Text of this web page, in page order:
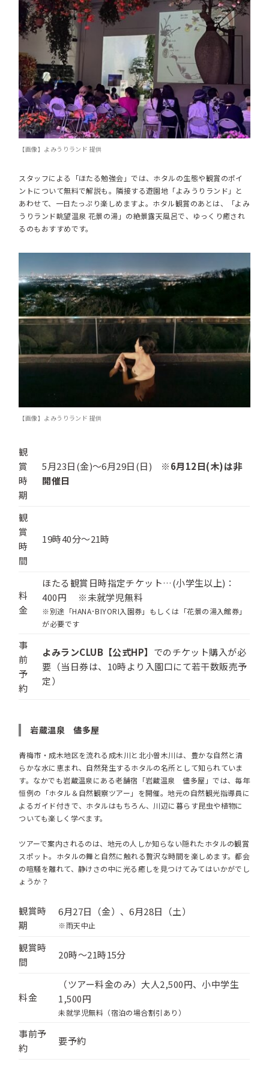
【画像】よみうりランド 提供
スタッフによる「ほたる勉強会」では、ホタルの生態や観賞のポイ
ントについて無料で解説も。隣接する遊園地「よみうりランド」と
あわせて、一日たっぷり楽しめますよ。ホタル観賞のあとは、「よみ
うりランド眺望温泉 花景の湯」の絶景露天風呂で、ゆっくり癒され
るのもおすすめです。
【画像】よみうりランド 提供
観
賞
時
期
5月23日(金)～6月29日(日) ※6月12日(木)は非
開催日
観
賞
時
間
19時40分～21時
料
金
ほたる観賞日時指定チケット…(小学生以上)：
400円 ※未就学児無料
※別途「HANA･BIYORI入園券」もしくは「花景の湯入館券」
が必要です
事
前
予
約
よみランCLUB【公式HP】 でのチケット購入が必
要（当日券は、10時より入園口にて若干数販売予
定）
岩蔵温泉 儘多屋
青梅市・成木地区を流れる成木川と北小曽木川は、豊かな自然と清
らかな水に恵まれ、自然発生するホタルの名所として知られていま
す。なかでも岩蔵温泉にある老舗宿「岩蔵温泉 儘多屋」では、毎年
恒例の「ホタル＆自然観察ツアー」を開催。地元の自然観光指導員に
よるガイド付きで、ホタルはもちろん、川辺に暮らす昆虫や植物に
ついても楽しく学べます。
ツアーで案内されるのは、地元の人しか知らない隠れたホタルの観賞
スポット。ホタルの舞と自然に触れる贅沢な時間を楽しめます。都会
の喧騒を離れて、静けさの中に光る癒しを見つけてみてはいかがでし
ょうか？
観賞時
期
6月27日（金）、6月28日（土）
※雨天中止
観賞時
間
20時～21時15分
料金
（ツアー料金のみ）大人2,500円、小中学生
1,500円
未就学児無料（宿泊の場合割引あり）
事前予
約
要予約